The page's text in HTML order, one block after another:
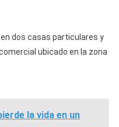
dos casas particulares y
ubicado en la zona
la vida en un